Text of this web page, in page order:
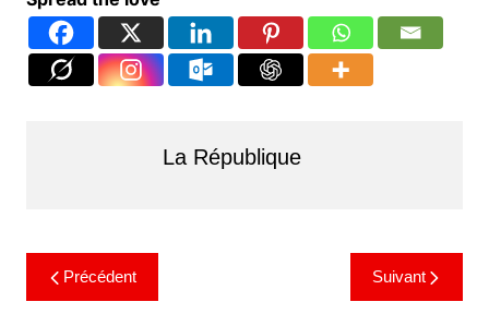
La République
Précédent Suivant